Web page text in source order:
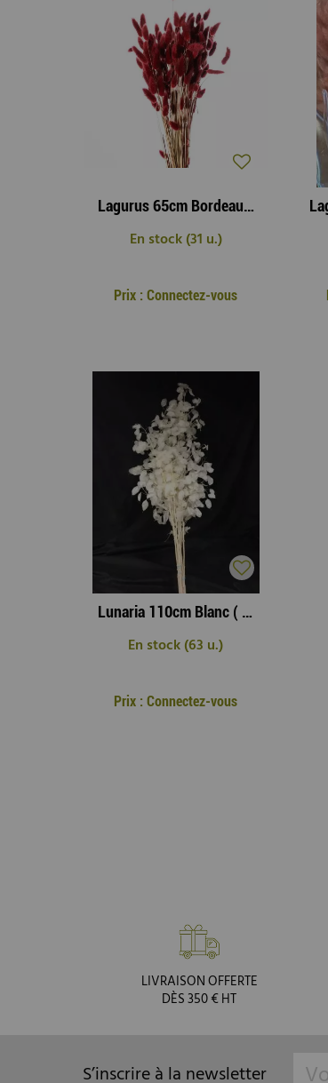
Lagurus 65cm Bordeaux ( 100g )
En stock (31 u.)
Prix : Connectez-vous
Lunaria 110cm Blanc ( x 10 )
En stock (63 u.)
Prix : Connectez-vous
LIVRAISON OFFERTE
DÈS 350 € HT
S’inscrire à la newsletter